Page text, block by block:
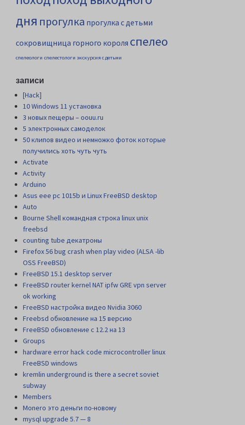
дня прогулка прогулка с детьми
сокровищница горного короля спелео
спелеологи спелестологи экскурсия с детьми
записи
[Hack]
10 Windows 11 установка
3 новых пещеры – oouu.ru
5 электронных самоделок
50 клипов видео и немножко фоток которые
получились хоть чуть чуть
Activate
Activity
Arduino
Asus eee pc 1015b и Linux FreeBSD desktop
Auto
Bourne Shell командная строка linux unix
freebsd
counting tube декатроны
Firefox 56 bug crash when play video (ALSA -lib
OSS FreeBSD)
FreeBSD 15.1 desktop server
FreeBSD router kernel NAT ipfw GRE vpn server
ok working
FreeBSD настройка видео Nvidia 3060
Freebsd обновление на 15 версию
FreeBSD обновление с 12.2 на 13
Groups
hardware error hack code microcontroller linux
FreeBSD windows
kremlin underground is there a secret soviet
subway
Members
Monero это деньги по-новому
mysql upgrade 5.7 — 8